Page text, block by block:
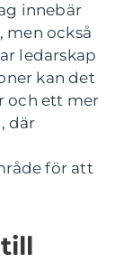
innebär
men också
ledarskap
kan det
och ett mer
där
för att